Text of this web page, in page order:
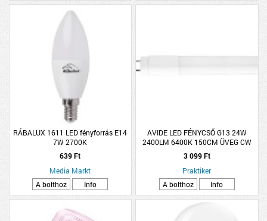
RÁBALUX 1611 LED fényforrás E14
7W 2700K
639 Ft
Media Markt
A bolthoz
Info
AVIDE LED FÉNYCSŐ G13 24W
2400LM 6400K 150CM ÜVEG CW
3 099 Ft
Praktiker
A bolthoz
Info